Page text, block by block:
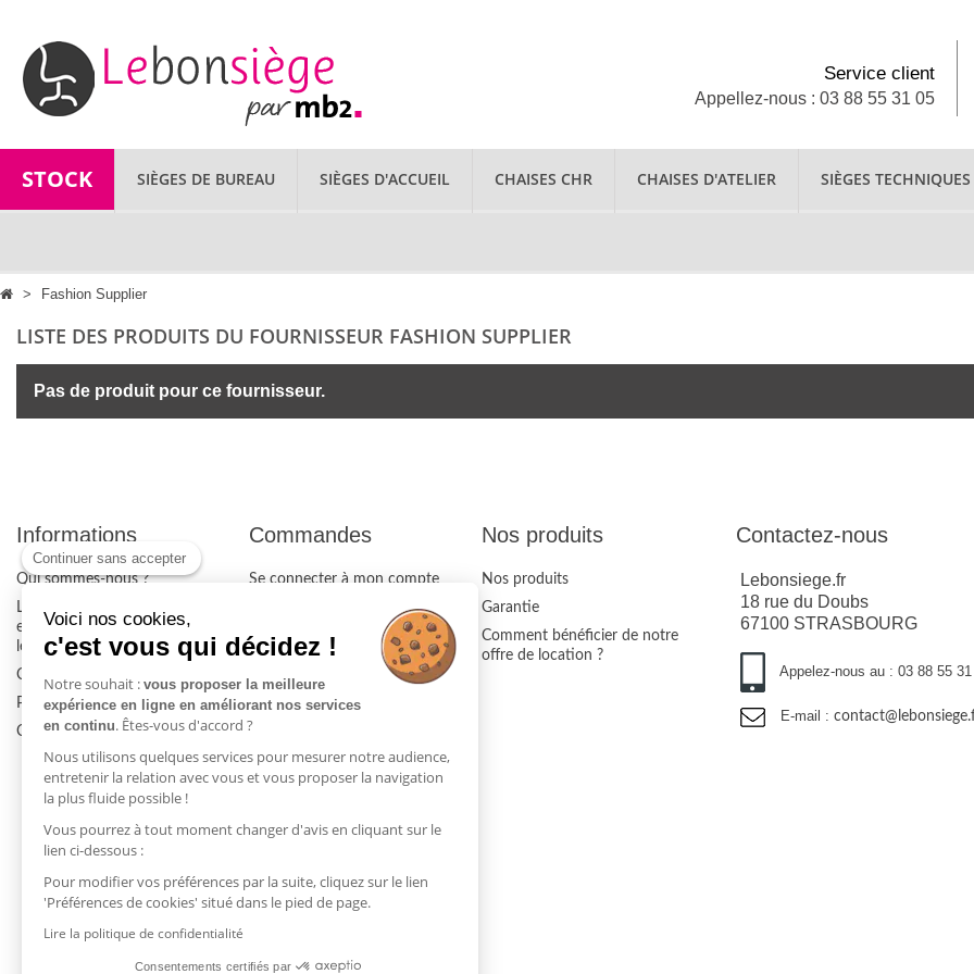
Service client
Appellez-nous : 03 88 55 31 05
STOCK SIÈGES DE BUREAU SIÈGES D'ACCUEIL CHAISES CHR CHAISES D'ATELIER SIÈGES TECHNIQUES
> Fashion Supplier
LISTE DES PRODUITS DU FOURNISSEUR FASHION SUPPLIER
Pas de produit pour ce fournisseur.
Informations
Qui sommes-nous ?
Location de fauteuil
ergonomique disponible chez
lebonsiege.fr
Contact
Plan du site
Cookies
Commandes
Se connecter à mon compte
Paiement sécurisé
Mentions légales
Nos produits
Nos produits
Garantie
Comment bénéficier de notre
offre de location ?
Contactez-nous
Lebonsiege.fr
18 rue du Doubs
67100 STRASBOURG
Appelez-nous au : 03 88 55
E-mail :
Continuer sans accepter
Voici nos cookies,
c'est vous qui décidez !
Notre souhait : vous proposer la meilleure
expérience en ligne en améliorant nos services
en continu. Êtes-vous d'accord ?
Nous utilisons quelques services pour mesurer notre audience,
entretenir la relation avec vous et vous proposer la navigation
la plus fluide possible !
Vous pourrez à tout moment changer d'avis en cliquant sur le
lien ci-dessous :
Pour modifier vos préférences par la suite, cliquez sur le lien
'Préférences de cookies' situé dans le pied de page.
Lire la politique de confidentialité
Consentements certifiés par